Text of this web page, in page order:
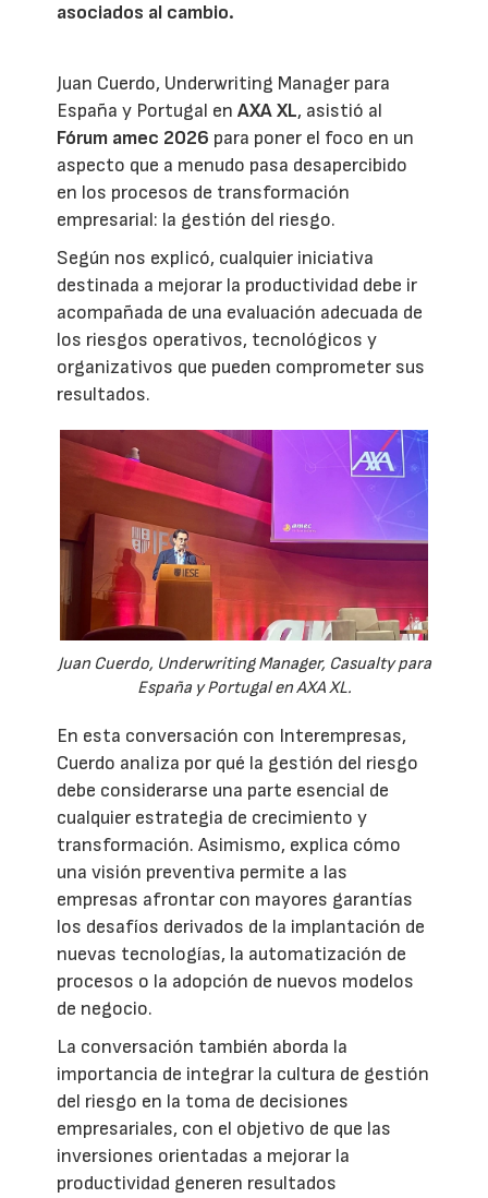
asociados al cambio.
Juan Cuerdo, Underwriting Manager para
España y Portugal enAXA XL, asistió al
Fórum amec 2026 para poner el foco en un
aspecto que a menudo pasa desapercibido
en los procesos de transformación
empresarial: la gestión del riesgo.
Según nos explicó, cualquier iniciativa
destinada a mejorar la productividad debe ir
acompañada de una evaluación adecuada de
los riesgos operativos, tecnológicos y
organizativos que pueden comprometer sus
resultados.
Juan Cuerdo, Underwriting Manager, Casualty para
España y Portugal en AXA XL.
En esta conversación con Interempresas,
Cuerdo analiza por qué la gestión del riesgo
debe considerarse una parte esencial de
cualquier estrategia de crecimiento y
transformación. Asimismo, explica cómo
una visión preventiva permite a las
empresas afrontar con mayores garantías
los desafíos derivados de la implantación de
nuevas tecnologías, la automatización de
procesos o la adopción de nuevos modelos
de negocio.
La conversación también aborda la
importancia de integrar la cultura de gestión
del riesgo en la toma de decisiones
empresariales, con el objetivo de que las
inversiones orientadas a mejorar la
productividad generen resultados